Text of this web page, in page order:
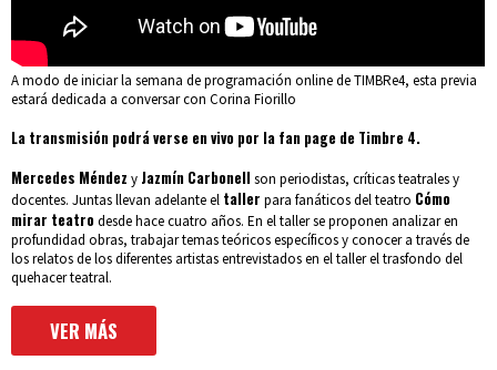
A modo de iniciar la semana de programación online de TIMBRe4, esta previa
estará dedicada a conversar con Corina Fiorillo
La transmisión podrá verse en vivo por la fan page de Timbre 4.
Mercedes Méndezy Jazmín Carbonellson periodistas, críticas teatrales y
docentes. Juntas llevan adelante el taller para fanáticos del teatro Cómo
mirar teatro desde hace cuatro años. En el taller se proponen analizar en
profundidad obras, trabajar temas teóricos específicos y conocer a través de
los relatos de los diferentes artistas entrevistados en el taller el trasfondo del
quehacer teatral.
VER MÁS